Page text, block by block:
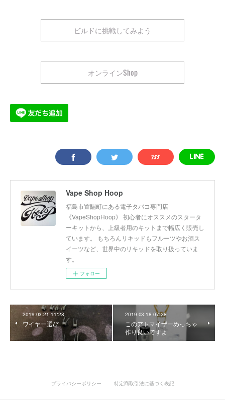
ビルドに挑戦してみよう
オンラインShop
Vape Shop Hoop
福島市置賜町にある電子タバコ専門店
《VapeShopHoop》 初心者にオススメのスタータ
ーキットから、上級者用のキットまで幅広く販売し
ています。 もちろんリキッドもフルーツやお酒ス
イーツなど、世界中のリキッドを取り扱っていま
す。
フォロー
2019.03.21 11:28
ワイヤー選び
2019.03.18 07:28
このアトマイザーめっちゃ
作り良いですよ
プライバシーポリシー 特定商取引法に基づく表記